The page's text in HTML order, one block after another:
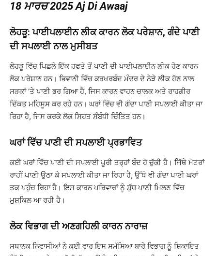
18 ਮਾਰਚ 2025 Aj Di Awaaj
ਲੋਹੜੂ: ਪਾਈਪਲਾਈਨ ਲੀਕ ਕਾਰਨ ਲੋਕ ਪਰੇਸ਼ਾਨ, ਗੰਦੇ ਪਾਣੀ
ਦੀ ਸਪਲਾਈ ਨਾਲ ਮੁਸੀਬਤ
ਲੋਹੜੂ ਵਿੱਚ ਪਿਛਲੇ ਇੱਕ ਹਫਤੇ ਤੋਂ ਪਾਣੀ ਦੀ ਪਾਈਪਲਾਈਨ ਲੀਕ ਹੋਣ ਕਾਰਨ
ਲੋਕ ਪਰੇਸ਼ਾਨ ਹਨ। ਭਿਵਾਨੀ ਵਿੱਚ ਕਰਖਰਬੰਦ ਮੰਦਰ ਦੇ ਨੇੜੇ ਲੀਕ ਹੋਣ ਨਾਲ
ਸੜਕਾਂ ‘ਤੇ ਪਾਣੀ ਭਰ ਗਿਆ ਹੈ, ਜਿਸ ਕਾਰਨ ਵਾਹਨ ਚਾਲਕ ਅਤੇ ਰਾਹਗੀਰ
ਦਿੱਕਤ ਮਹਿਸੂਸ ਕਰ ਰਹੇ ਹਨ। ਘਰਾਂ ਵਿੱਚ ਵੀ ਗੰਦਾ ਪਾਣੀ ਸਪਲਾਈ ਕੀਤਾ ਜਾ
ਰਿਹਾ ਹੈ, ਜਿਸ ਕਰਕੇ ਲੋਕ ਸਿਹਤ ਸੰਬੰਧੀ ਚਿੰਤਿਤ ਹਨ।
ਘਰਾਂ ਵਿੱਚ ਪਾਣੀ ਦੀ ਸਪਲਾਈ ਪ੍ਰਭਾਵਿਤ
ਕਈ ਘਰਾਂ ਵਿੱਚ ਪਾਣੀ ਦੀ ਸਪਲਾਈ ਪੂਰੀ ਤਰ੍ਹਾਂ ਬੰਦ ਹੋ ਚੁੱਕੀ ਹੈ। ਜਿੱਥੇ ਮੋਟਰਾਂ
ਰਾਹੀਂ ਪਾਣੀ ਉਠਾ ਕੇ ਸਪਲਾਈ ਕੀਤਾ ਜਾ ਰਿਹਾ ਹੈ, ਉੱਥੇ ਵੀ ਗੰਦਾ ਪਾਣੀ ਘਰਾਂ
ਤਕ ਪਹੁੰਚ ਰਿਹਾ ਹੈ। ਇਸ ਕਾਰਨ ਪਰਿਵਾਰਾਂ ਨੂੰ ਸ਼ੁੱਧ ਪਾਣੀ ਮਿਲਣ ਵਿੱਚ
ਮੁਸ਼ਕਿਲ ਆ ਰਹੀ ਹੈ।
ਲੋਕ ਵਿਭਾਗ ਦੀ ਅਣਗਹਿਲੀ ਕਾਰਨ ਨਾਰਾਜ਼
ਸਥਾਨਕ ਨਿਵਾਸੀਆਂ ਨੇ ਕਈ ਵਾਰ ਇਸ ਸਮੱਸਿਆ ਬਾਰੇ ਵਿਭਾਗ ਨੂੰ ਸ਼ਿਕਾਇਤ